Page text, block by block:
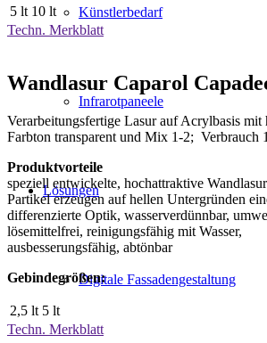
Künstlerbedarf
Infrarotpaneele
Lösungen
Digitale Fassadengestaltung
5 lt 10 lt
Techn. Merkblatt
Wandlasur Caparol
Verarbeitungsfertige Lasur auf Acrylbasis
Farbton transparent und Mix 1-2; Verbrauch
Produktvorteile
speziell entwickelte, hochattraktive
Partikel erzeugen auf hellen Untergründen
differenzierte Optik, wasserverdünnbar,
lösemittelfrei, reinigungsfähig mit Wasser,
ausbesserungsfähig, abtönbar
Gebindegrößen:
2,5 lt 5 lt
Techn. Merkblatt